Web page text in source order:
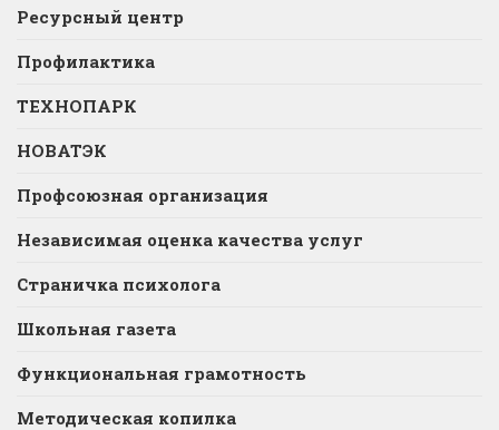
Ресурсный центр
Профилактика
ТЕХНОПАРК
НОВАТЭК
Профсоюзная организация
Независимая оценка качества услуг
Страничка психолога
Школьная газета
Функциональная грамотность
Методическая копилка